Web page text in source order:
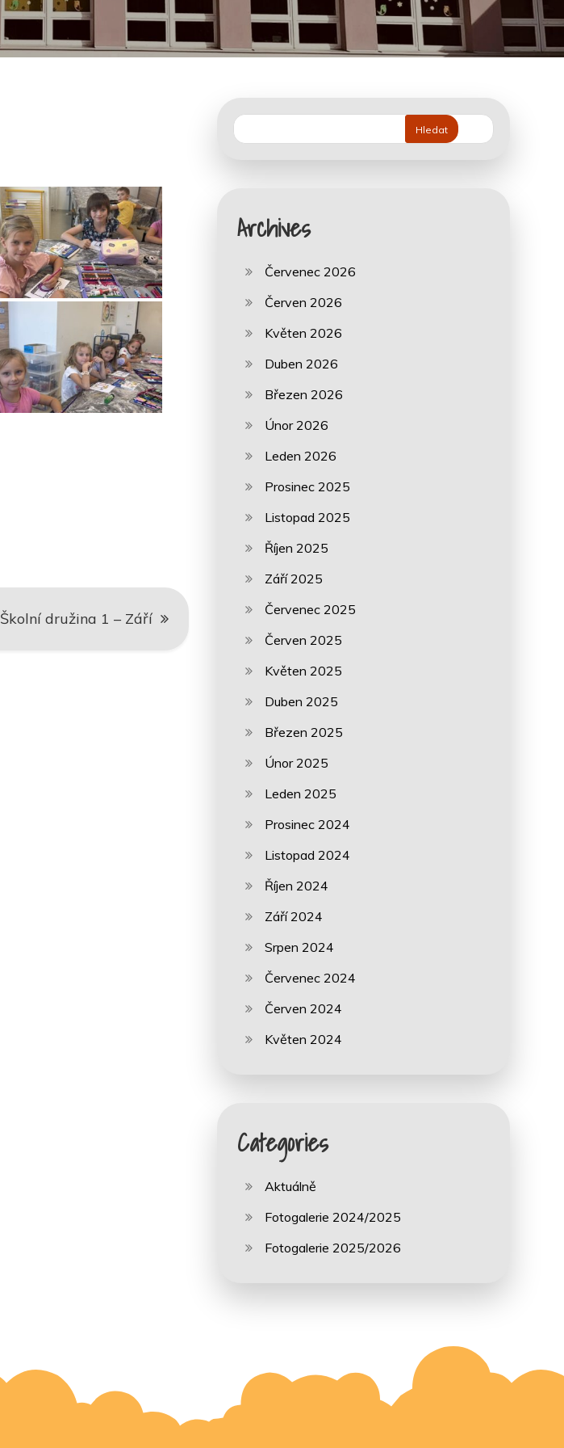
Školní družina 1 – Září
Hledat
Archives
Červenec 2026
Červen 2026
Květen 2026
Duben 2026
Březen 2026
Únor 2026
Leden 2026
Prosinec 2025
Listopad 2025
Říjen 2025
Září 2025
Červenec 2025
Červen 2025
Květen 2025
Duben 2025
Březen 2025
Únor 2025
Leden 2025
Prosinec 2024
Listopad 2024
Říjen 2024
Září 2024
Srpen 2024
Červenec 2024
Červen 2024
Květen 2024
Categories
Aktuálně
Fotogalerie 2024/2025
Fotogalerie 2025/2026